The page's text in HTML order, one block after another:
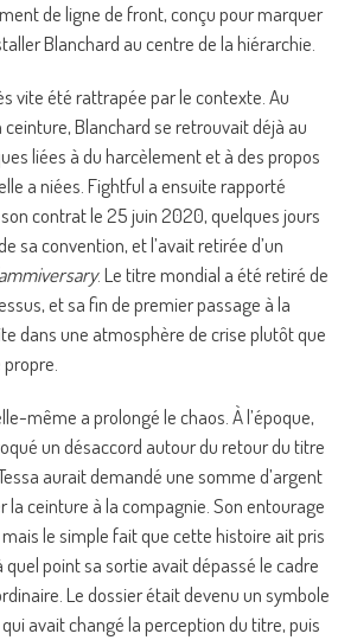
de ligne de front, conçu pour marquer
Blanchard au centre de la hiérarchie.
vite été rattrapée par le contexte. Au
Blanchard se retrouvait déjà au
liées à du harcèlement et à des propos
a niées. Fightful a ensuite rapporté
son contrat le 25 juin 2020, quelques jours
sa convention, et l’avait retirée d’un
. Le titre mondial a été retiré de
et sa fin de premier passage à la
dans une atmosphère de crise plutôt que
même a prolongé le chaos. À l’époque,
un désaccord autour du retour du titre
aurait demandé une somme d’argent
ceinture à la compagnie. Son entourage
le simple fait que cette histoire ait pris
point sa sortie avait dépassé le cadre
Le dossier était devenu un symbole
avait changé la perception du titre, puis